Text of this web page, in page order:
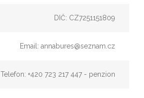
DIČ: CZ7251151809
Email: annabures@seznam.cz
Telefon: +420 723 217 447 - penzion